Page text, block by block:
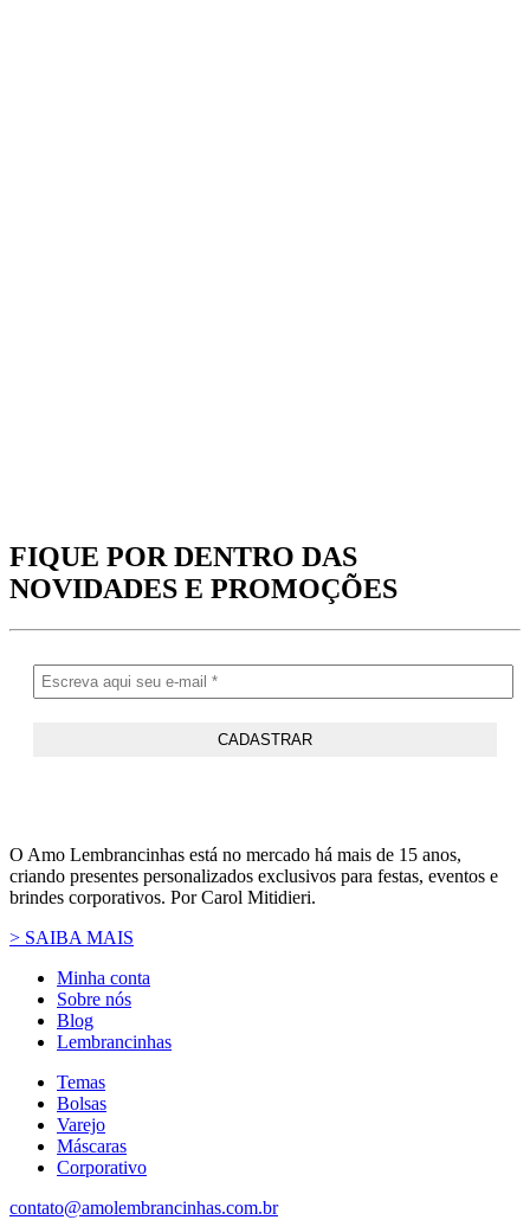
FIQUE POR DENTRO DAS
NOVIDADES E PROMOÇÕES
O Amo Lembrancinhas está no mercado há mais de 15 anos,
criando presentes personalizados exclusivos para festas, eventos e
brindes corporativos. Por Carol Mitidieri.
> SAIBA MAIS
Minha conta
Sobre nós
Blog
Lembrancinhas
Temas
Bolsas
Varejo
Máscaras
Corporativo
contato@amolembrancinhas.com.br